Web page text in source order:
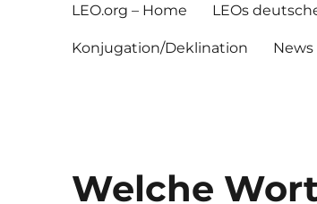
LEO.org – Home LEOs
Konjugation/Deklination News
Welche